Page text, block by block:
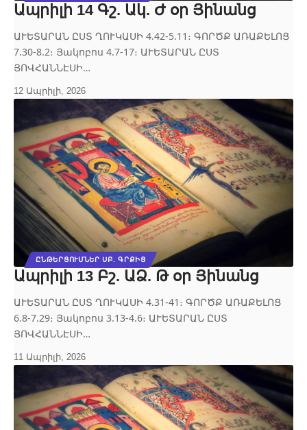
Ապրիլի 14 Գշ. Ակ. Ժ օր Յինանց
ԱՒԵՏԱՐԱՆ ԸՍՏ ՂՈՒԿԱՍԻ 4.42‐5.11։ ԳՈՐԾՔ ԱՌԱՔԵԼՈՑ
7.30‐8.2։ Յակոբոս 4.7‐17։ ԱՒԵՏԱՐԱՆ ԸՍՏ
ՅՈՎՀԱՆՆԷՍԻ…
12 Ապրիլի, 2026
ԸՆԹԵՐՑՈՒՄՆԵՐ ՍԲ. ԳՐՔԻՑ
Ապրիլի 13 Բշ. ԱՁ. Թ օր Յինանց
ԱՒԵՏԱՐԱՆ ԸՍՏ ՂՈՒԿԱՍԻ 4.31‐41։ ԳՈՐԾՔ ԱՌԱՔԵԼՈՑ
6.8‐7.29։ Յակոբոս 3.13‐4.6։ ԱՒԵՏԱՐԱՆ ԸՍՏ
ՅՈՎՀԱՆՆԷՍԻ…
11 Ապրիլի, 2026